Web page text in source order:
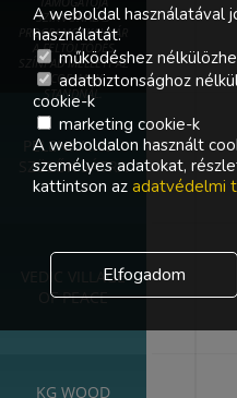
SZÍNVONALAS
PROGRAMOKKAL VÁR
A FELTÖLTŐDÉS
SZÍNPAD MELLETT AZ
ECOFAMILY
STANDNÁL.
PELENKA.HU -
SZÜLŐK SÁTRA
VEDIC VILLAGE
OF PEACE
KG WOOD
A weboldal használatával
használatát.
működéshez
adatbiztonsághoz
cookie-k
marketing cookie-k
A weboldalon használt
személyes adatokat,
kattintson az adatvédelmi
Elfogadom